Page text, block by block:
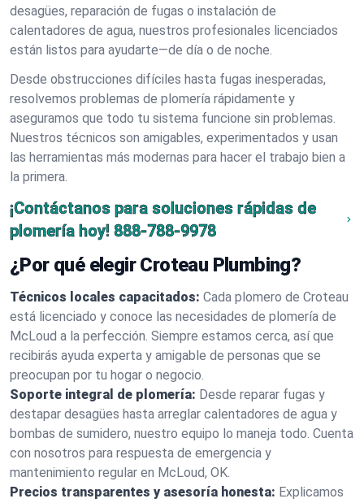
desagües, reparación de fugas o instalación de
calentadores de agua, nuestros profesionales licenciados
están listos para ayudarte—de día o de noche.
Desde obstrucciones difíciles hasta fugas inesperadas,
resolvemos problemas de plomería rápidamente y
aseguramos que todo tu sistema funcione sin problemas.
Nuestros técnicos son amigables, experimentados y usan
las herramientas más modernas para hacer el trabajo bien a
la primera.
¡Contáctanos para soluciones rápidas de
plomería hoy! 888-788-9978
¿Por qué elegir Croteau Plumbing?
Técnicos locales capacitados: Cada plomero de Croteau
está licenciado y conoce las necesidades de plomería de
McLoud a la perfección. Siempre estamos cerca, así que
recibirás ayuda experta y amigable de personas que se
preocupan por tu hogar o negocio.
Soporte integral de plomería: Desde reparar fugas y
destapar desagües hasta arreglar calentadores de agua y
bombas de sumidero, nuestro equipo lo maneja todo. Cuenta
con nosotros para respuesta de emergencia y
mantenimiento regular en McLoud, OK.
Precios transparentes y asesoría honesta: Explicamos